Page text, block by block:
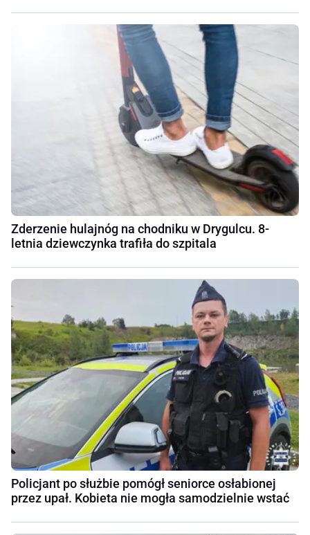
Zderzenie hulajnóg na chodniku w Drygulcu. 8-
letnia dziewczynka trafiła do szpitala
Policjant po służbie pomógł seniorce osłabionej
przez upał. Kobieta nie mogła samodzielnie wstać